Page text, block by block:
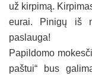
už kirpimą.
eurai. Pinigų iš
paslauga!
Papildomo
paštui“ bus